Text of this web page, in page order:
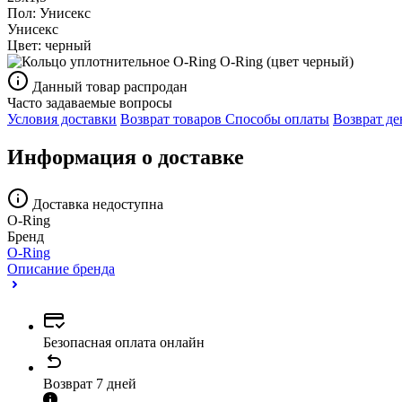
Пол: Унисекс
Унисекс
Цвет: черный
Данный товар распродан
Часто задаваемые вопросы
Условия доставки Возврат товаров Способы оплаты Возврат
Информация о доставке
Доставка недоступна
O-Ring
Бренд
O-Ring
Описание бренда
Безопасная оплата онлайн
Возврат 7 дней